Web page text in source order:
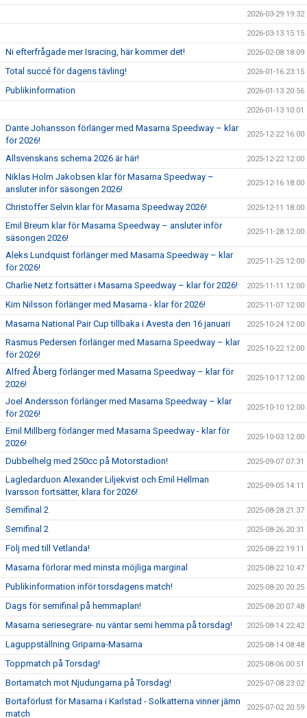
2026-03-29 19:32
2026-03-13 15:15
Ni efterfrågade mer Isracing, här kommer det! 2026-02-08 18:09
Total succé för dagens tävling! 2026-01-16 23:15
Publikinformation 2026-01-13 20:56
2026-01-13 10:01
Dante Johansson förlänger med Masarna Speedway – klar
för 2026!
2025-12-22 16:00
Allsvenskans schema 2026 är här! 2025-12-22 12:00
Niklas Holm Jakobsen klar för Masarna Speedway –
ansluter inför säsongen 2026!
2025-12-16 18:00
Christoffer Selvin klar för Masarna Speedway 2026! 2025-12-11 18:00
Emil Breum klar för Masarna Speedway – ansluter inför
säsongen 2026!
2025-11-28 12:00
Aleks Lundquist förlänger med Masarna Speedway – klar
för 2026!
2025-11-25 12:00
Charlie Netz fortsätter i Masarna Speedway – klar för 2026! 2025-11-11 12:00
Kim Nilsson förlänger med Masarna - klar för 2026! 2025-11-07 12:00
Masarna National Pair Cup tillbaka i Avesta den 16 januari 2025-10-24 12:00
Rasmus Pedersen förlänger med Masarna Speedway – klar
för 2026!
2025-10-22 12:00
Alfred Åberg förlänger med Masarna Speedway – klar för
2026!
2025-10-17 12:00
Joel Andersson förlänger med Masarna Speedway – klar
för 2026!
2025-10-10 12:00
Emil Millberg förlänger med Masarna Speedway - klar för
2026!
2025-10-03 12:00
Dubbelhelg med 250cc på Motorstadion! 2025-09-07 07:31
Lagledarduon Alexander Liljekvist och Emil Hellman
Ivarsson fortsätter, klara för 2026!
2025-09-05 14:11
Semifinal 2 2025-08-28 21:37
Semifinal 2 2025-08-26 20:31
Följ med till Vetlanda! 2025-08-22 19:11
Masarna förlorar med minsta möjliga marginal 2025-08-22 10:47
Publikinformation inför torsdagens match! 2025-08-20 20:25
Dags för semifinal på hemmaplan! 2025-08-20 07:48
Masarna seriesegrare- nu väntar semi hemma på torsdag! 2025-08-14 22:42
Laguppställning Griparna-Masarna 2025-08-14 08:48
Toppmatch på Torsdag! 2025-08-06 00:51
Bortamatch mot Njudungarna på Torsdag! 2025-07-08 23:02
Bortaförlust för Masarna i Karlstad - Solkatterna vinner jämn
match
2025-07-02 20:59